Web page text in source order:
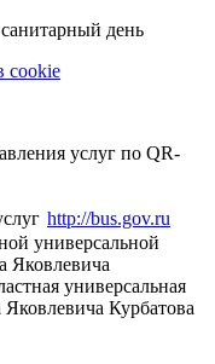
день
cookie
услуг по QR-
http://bus.gov.ru
универсальной
Яковлевича
универсальная
Курбатова